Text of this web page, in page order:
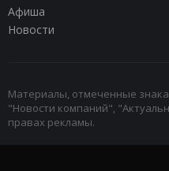
Афиша
Новости
Материалы, отмеченные
"Новости компаний",
правах рекламы.